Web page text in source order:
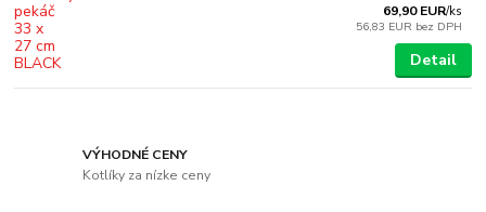
69,90 EUR/ks
56,83 EUR bez DPH
Detail
VÝHODNÉ CENY
Kotlíky za nízke ceny